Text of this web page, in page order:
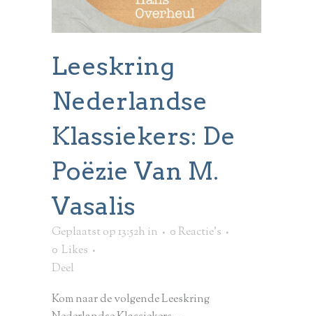
Leeskring
Nederlandse
Klassiekers: De
Poëzie Van M.
Vasalis
Geplaatst op 13:52h in
0 Reactie's
0 Likes
Deel
Kom naar de volgende Leeskring